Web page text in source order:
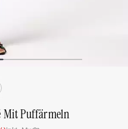
Mit Puffärmeln